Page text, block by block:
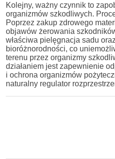
Kolejny, ważny czynnik to
organizmów szkodliwych.
Poprzez zakup zdrowego
objawów żerowania
właściwa pielęgnacja sadu
bioróżnorodności, co
terenu przez organizmy
działaniem jest zapewnienie
i ochrona organizmów
naturalny regulator